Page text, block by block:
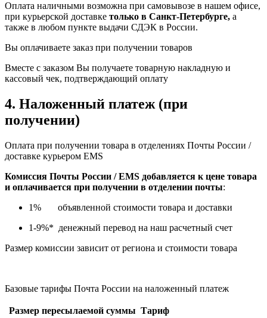
Оплата наличными возможна при самовывозе в нашем офисе,
при курьерской доставке только в Санкт-Петербурге, а
также в любом пункте выдачи СДЭК в России.
Вы оплачиваете заказ при получении товаров
Вместе с заказом Вы получаете товарную накладную и
кассовый чек, подтверждающий оплату
4. Наложенный платеж (при
получении)
Оплата при получении товара в отделениях Почты России /
доставке курьером EMS
Комиссия Почты России / EMS добавляется к цене товара
и оплачивается при получении в отделении почты:
1% объявленной стоимости товара и доставки
1-9%* денежный перевод на наш расчетный счет
Размер комиссии зависит от региона и стоимости товара
Базовые тарифы Почта России на наложенный платеж
Размер пересылаемой суммы Тариф